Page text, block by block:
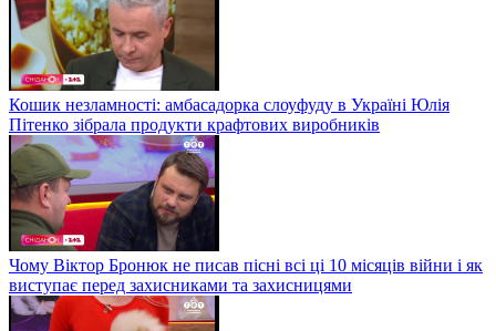
Кошик незламності: амбасадорка слоуфуду в Україні Юлія
Пітенко зібрала продукти крафтових виробників
Чому Віктор Бронюк не писав пісні всі ці 10 місяців війни і як
виступає перед захисниками та захисницями